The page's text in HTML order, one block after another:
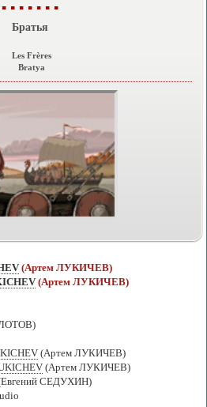
▪ ▪ ▪ ▪ ▪ ▪ ▪
Братья
Les Frères
Bratya
(Артем ЛУКИЧЕВ)
(Артем ЛУКИЧЕВ)
(Артем ЛУКИЧЕВ)
(Артем ЛУКИЧЕВ)
СЕДУХИН)